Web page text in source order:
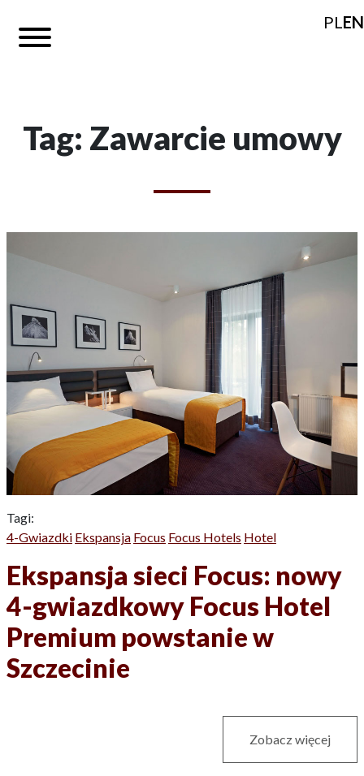
PLEN
Tag: Zawarcie umowy
Tagi:
4-Gwiazdki Ekspansja Focus Focus Hotels Hotel
Ekspansja sieci Focus: nowy
4-gwiazdkowy Focus Hotel
Premium powstanie w
Szczecinie
Zobacz więcej